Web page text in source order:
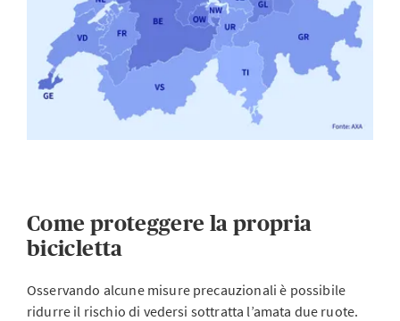
Come proteggere la propria
bicicletta
Osservando alcune misure precauzionali è possibile
ridurre il rischio di vedersi sottratta l’amata due ruote.